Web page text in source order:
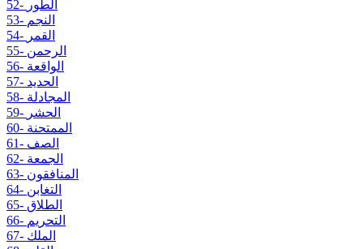
52- الطور
53- النجم
54- القمر
55- الرحمن
56- الواقعة
57- الحديد
58- المجادلة
59- الحشر
60- الممتحنة
61- الصف
62- الجمعة
63- المنافقون
64- التغابن
65- الطلاق
66- التحريم
67- الملك